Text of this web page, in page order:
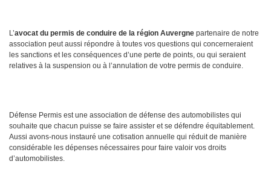
L’avocat du permis de conduire de la région Auvergne partenaire de notre
association peut aussi répondre à toutes vos questions qui concerneraient
les sanctions et les conséquences d’une perte de points, ou qui seraient
relatives à la suspension ou à l’annulation de votre permis de conduire.
Défense Permis est une association de défense des automobilistes qui
souhaite que chacun puisse se faire assister et se défendre équitablement.
Aussi avons-nous instauré une cotisation annuelle qui réduit de manière
considérable les dépenses nécessaires pour faire valoir vos droits
d’automobilistes.